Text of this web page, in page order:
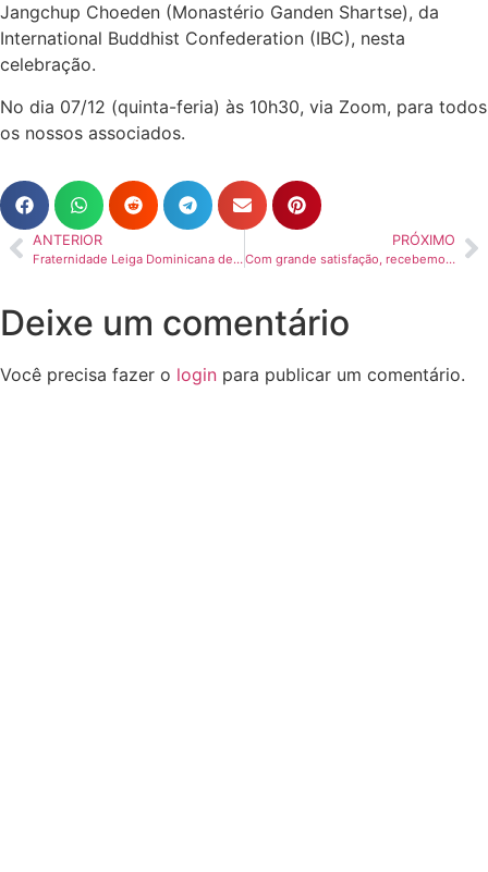
Jangchup Choeden (Monastério Ganden Shartse), da
International Buddhist Confederation (IBC), nesta
celebração.
No dia 07/12 (quinta-feria) às 10h30, via Zoom, para todos
os nossos associados.
ANTERIOR
Fraternidade Leiga Dominicana de Valinhos marca presença na Assembleia em Salvador
PRÓXIMO
Com grande satisfação, recebemos a visita do Geshe Gendun Dakpa do Monastério de Sera Jey, House 3
Deixe um comentário
Você precisa fazer o login para publicar um comentário.